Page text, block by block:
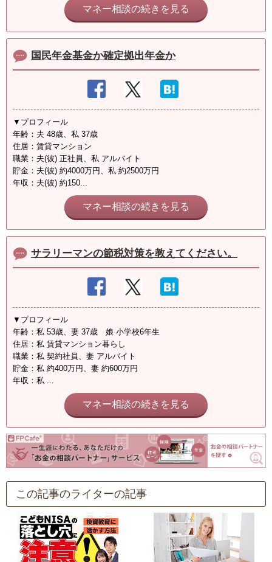
マネー相談の続きを見る
国民年金基金か確定拠出年金か
▼プロフィール
年齢：夫 48歳、私 37歳
住居：賃貸マンション
職業：夫(彼) 正社員、私 アルバイト
貯金：夫(彼) 約4000万円、私 約2500万円
年収：夫(彼) 約150...
マネー相談の続きを見る
サラリーマンの節税対策を教えてください。
▼プロフィール
年齢：私 53歳、妻 37歳 娘 小学校6年生
住居：私 賃貸マンション暮らし
職業：私 契約社員、妻 アルバイト
貯金：私 約400万円、妻 約600万円
年収：私 ...
マネー相談の続きを見る
この記事のライターの記事